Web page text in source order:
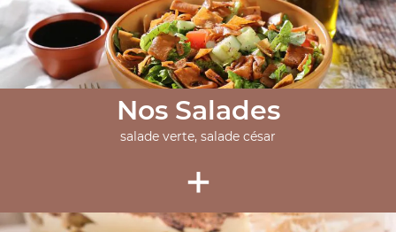
Nos Salades
salade verte, salade césar
+